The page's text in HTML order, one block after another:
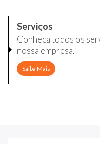
Serviços
Conheça todos os
nossa empresa.
Saiba Mais